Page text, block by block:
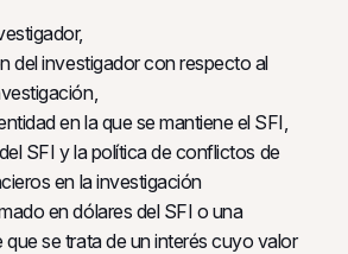
del investigador con respecto al
en la que se mantiene el SFI,
SFI y la política de conflictos de
en la investigación
en dólares del SFI o una
que se trata de un interés cuyo valor